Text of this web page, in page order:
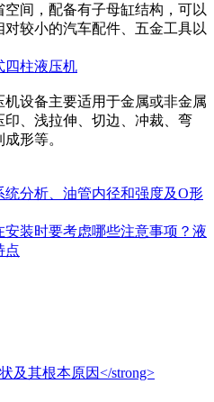
间，配备有子母缸结构，可以
较小的汽车配件、五金工具以
设备主要适用于金属或非金属
、浅拉伸、切边、冲裁、弯
形等。
统分析、油管内径和强度及O形
装时要考虑哪些注意事项？液
点